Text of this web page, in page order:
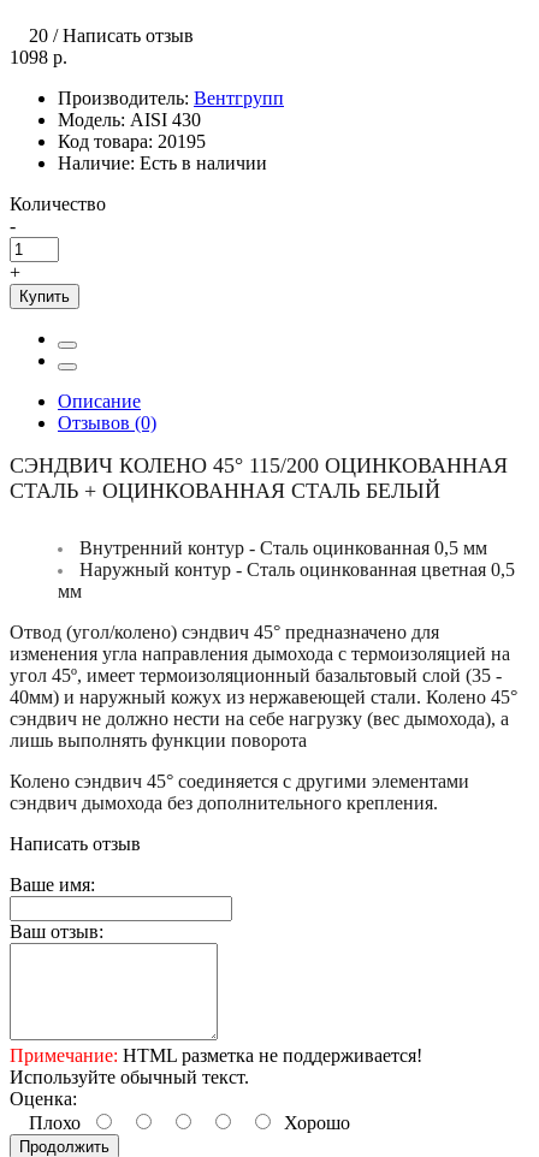
20 /Написать отзыв
1098 р.
Производитель: Вентгрупп
Модель: AISI 430
Код товара: 20195
Наличие: Есть в наличии
Количество
-
+
Купить
Описание
Отзывов (0)
СЭНДВИЧ КОЛЕНО 45° 115/200 ОЦИНКОВАННАЯ
СТАЛЬ + ОЦИНКОВАННАЯ СТАЛЬ БЕЛЫЙ
Внутренний контур - Сталь оцинкованная 0,5 мм
Наружный контур - Сталь оцинкованная цветная 0,5
мм
Отвод (угол/колено) сэндвич 45° предназначено для
изменения угла направления дымохода с термоизоляцией на
угол 45º, имеет термоизоляционный базальтовый слой (35 -
40мм) и наружный кожух из нержавеющей стали. Колено 45°
сэндвич не должно нести на себе нагрузку (вес дымохода), а
лишь выполнять функции поворота
Колено сэндвич 45° соединяется с другими элементами
сэндвич дымохода без дополнительного крепления.
Написать отзыв
Ваше имя:
Ваш отзыв:
Примечание: HTML разметка не поддерживается!
Используйте обычный текст.
Оценка:
Плохо
Хорошо
Продолжить